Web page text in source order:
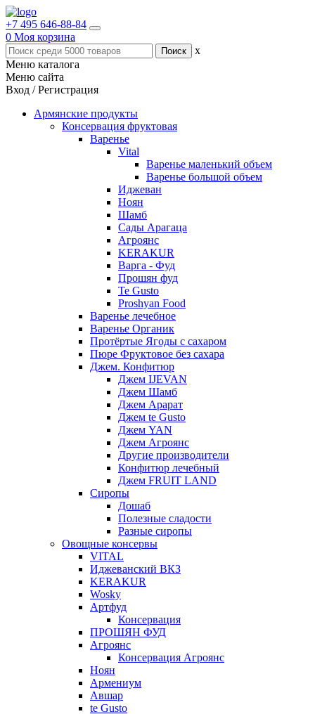
+7 495 646-88-84
0 Моя корзина
x
Меню каталога
Меню сайта
Вход / Регистрация
Армянские продукты
Консервация фруктовая
Варенье
Vital
Варенье маленький объем
Варенье большой объем
Иджеван
Ноян
Шамб
Сады Арагаца
Агроянс
KERAKUR
Варга - Фуд
Прошян фуд
Te Gusto
Proshyan Food
Варенье лечебное
Варенье Органик
Протёртые Ягоды с сахаром
Пюре Фруктовое без сахара
Джем. Конфитюр
Джем IJEVAN
Джем Шамб
Джем Арарат
Джем te Gusto
Джем YAN
Джем Агроянс
Другие производители
Конфитюр лечебный
Джем FRUIT LAND
Сиропы
Дошаб
Полезные сладости
Разные сиропы
Овощные консервы
VITAL
Иджеванский ВКЗ
KERAKUR
Wosky
Артфуд
Консервация
ПРОШЯН ФУД
Агроянс
Консервация Агроянс
Ноян
Армениум
Авшар
te Gusto